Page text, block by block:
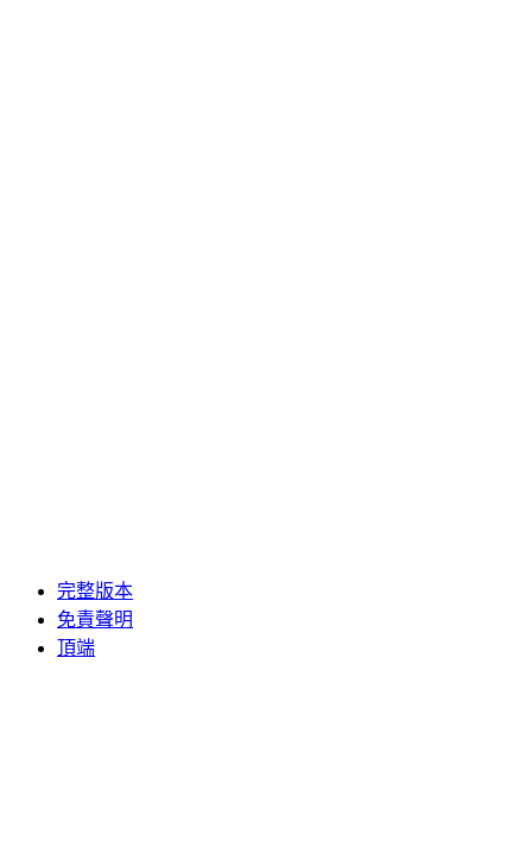
完整版本
免責聲明
頂端